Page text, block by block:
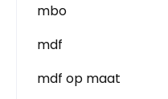
mbo
mdf
mdf op maat